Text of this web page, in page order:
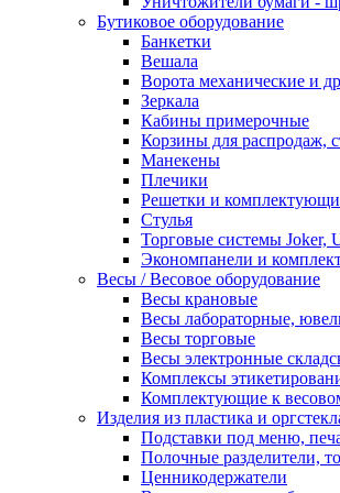
Бутиковое оборудование
Банкетки
Вешала
Ворота механические и
Зеркала
Кабины примерочные
Корзины для распродаж,
Манекены
Плечики
Решетки и
Стулья
Торговые системы Joker,
Экономпанели и
Весы / Весовое оборудование
Весы крановые
Весы лабораторные,
Весы торговые
Весы электронные
Комплексы
Комплектующие к
Изделия из пластика и
Подставки под меню,
Полочные разделители,
Ценникодержатели